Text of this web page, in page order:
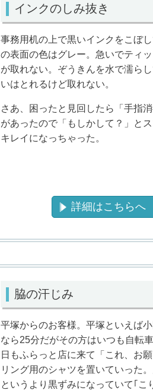
インクのしみ抜き
事務用机の上で黒いインクをこぼ
の表面の色はグレー。急いでティ
が取れない。ぞうきんを水で濡ら
いはとれるけど取れない。
さあ、困ったと見回したら「手指
があったので「もしかして？」と
キレイになっちゃった。
詳細はこちらへ
脇の汗じみ
平塚からのお客様。平塚といえば
なら25分だがその方はいつも自転
日もふらっと店に来て「これ、お
リング用のシャツを置いていった
というより黒ずみになっていて｢こ